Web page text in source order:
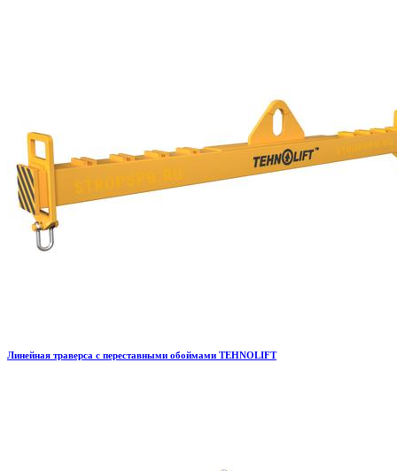
Линейная траверса с переставными обоймами TEHNOLIFT